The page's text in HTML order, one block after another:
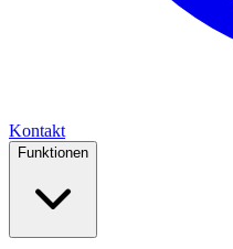
Kontakt
Funktionen